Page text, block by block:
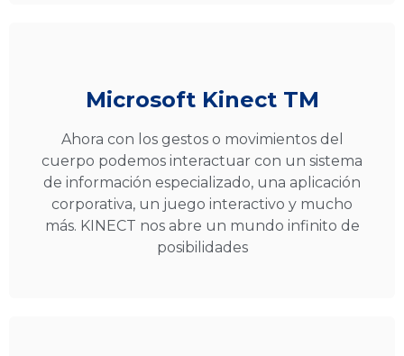
Microsoft Kinect TM
Ahora con los gestos o movimientos del
cuerpo podemos interactuar con un sistema
de información especializado, una aplicación
corporativa, un juego interactivo y mucho
más. KINECT nos abre un mundo infinito de
posibilidades